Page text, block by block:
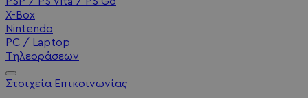
X-Box
Nintendo
PC / Laptop
Τηλεοράσεων
Στοιχεία Επικοινωνίας